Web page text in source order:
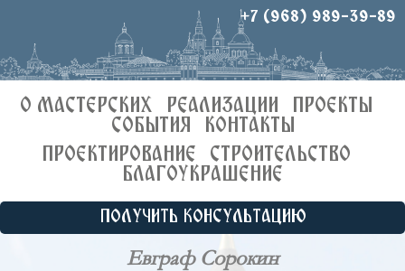
+7 (968) 989-39-89
О МАСТЕРСКИХ РЕАЛИЗАЦИИ
ПРОЕКТЫ
СОБЫТИЯ
КОНТАКТЫ
ПРОЕКТИРОВАНИЕ
СТРОИТЕЛЬСТВО
БЛАГОУКРАШЕНИЕ
ПОЛУЧИТЬ КОНСУЛЬТАЦИЮ
Евграф Сорокин